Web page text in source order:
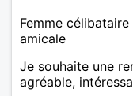
Femme
amicale
Je souhaite une
agréable,